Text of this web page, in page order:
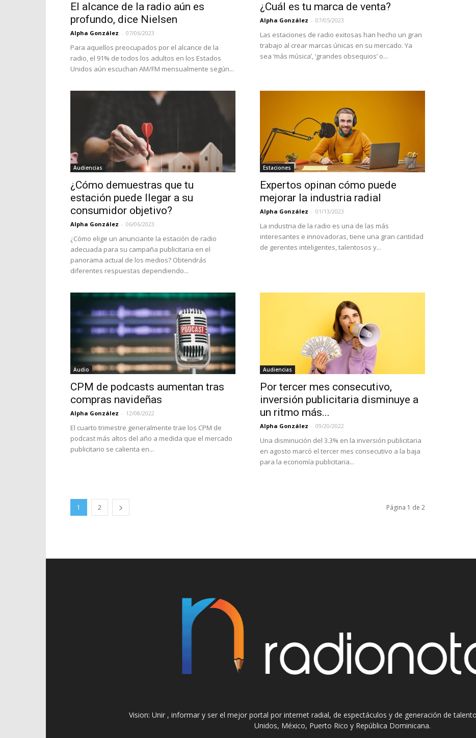
El alcance de la radio aún es
profundo, dice Nielsen
Alpha González - 07/06/2023
Para aquellos preocupados por el alcance de la
radio, el 91% de todos los adultos en los Estados
Unidos aún escuchan AM/FM mensualmente según...
¿Cuál es tu marca de venta?
Alpha González - 07/05/2023
Las estaciones de radio exitosas han hecho un gran
trabajo al crear marcas únicas en su mercado. Ya
sea ‘más música’, ‘grandes obsequios’ o...
Audiencias
¿Cómo demuestras que tu
estación puede llegar a su
consumidor objetivo?
Alpha González - 06/06/2023
¿Cómo elige un anunciante la estación de radio
adecuada para su campaña publicitaria en el
panorama actual de los medios? Obtendrás
diferentes respuestas dependiendo...
Estaciones
Expertos opinan cómo puede
mejorar la industria radial
Alpha González - 01/13/2023
La industria de la radio es una de las más
interesantes e innovadoras, tiene una gran cantidad
de gerentes inteligentes, talentosos y...
Audio
CPM de podcasts aumentan tras
compras navideñas
Alpha González - 12/08/2022
El cuarto trimestre generalmente trae los CPM de
podcast más altos del año a medida que el mercado
publicitario se calienta en...
Audiencias
Por tercer mes consecutivo,
inversión publicitaria disminuye a
un ritmo más...
Alpha González - 09/20/2022
Una disminución del 3.3% en la inversión publicitaria
en agosto marcó el tercer mes consecutivo a la baja
para la economía publicitaria...
1 2 Página 1 de 2
Vision: Unir , informar y ser el mejor portal por internet radial, de espectáculos y de generación de
Unidos, México, Puerto Rico y República Dominicana.